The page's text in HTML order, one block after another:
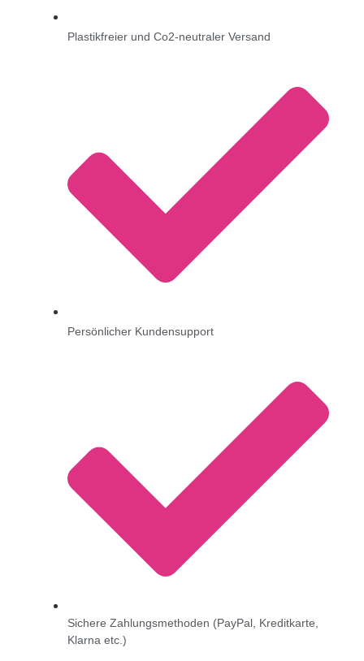
Plastikfreier und Co2-neutraler Versand
Persönlicher Kundensupport
Sichere Zahlungsmethoden (PayPal, Kreditkarte,
Klarna etc.)